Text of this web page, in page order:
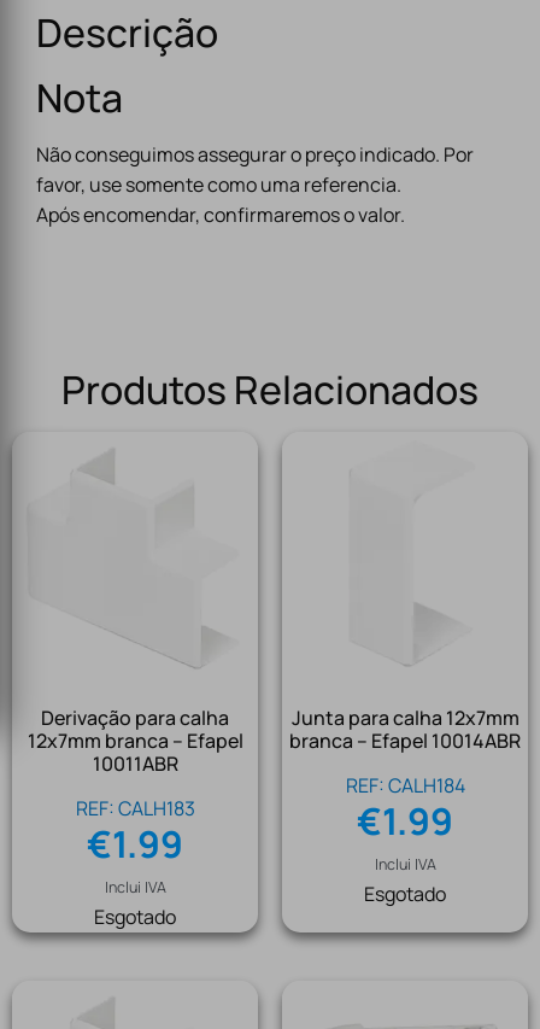
Descrição
Nota
Não conseguimos assegurar o preço indicado. Por
favor, use somente como uma referencia.
Após encomendar, confirmaremos o valor.
Produtos Relacionados
Derivação para calha
12x7mm branca – Efapel
10011ABR
REF: CALH183
€1.99
Inclui IVA
Esgotado
Junta para calha 12x7mm
branca – Efapel 10014ABR
REF: CALH184
€1.99
Inclui IVA
Esgotado